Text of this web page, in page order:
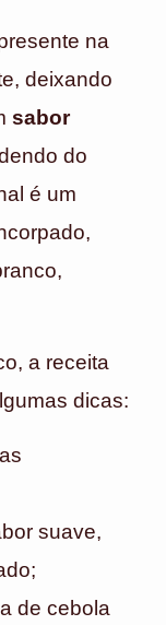
na
deixando
sabor
do
é um
a receita
dicas:
suave,
de cebola